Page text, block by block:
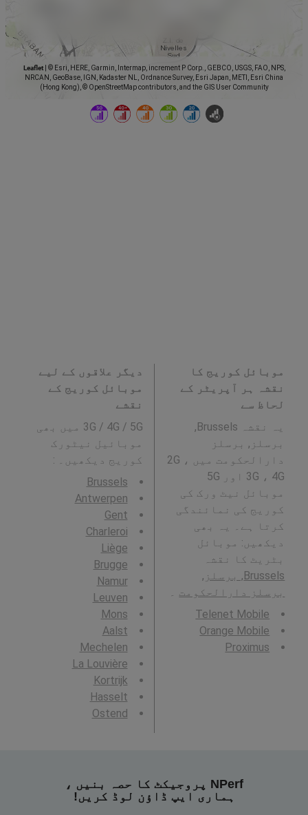
Leaflet
© Esri, HERE, Garmin, Intermap, increment P Corp., GEBCO, USGS, FAO, NPS,
NRCAN, GeoBase, IGN, Kadaster NL, Ordnance Survey, Esri Japan, METI, Esri China
(Hong Kong), © OpenStreetMap contributors, and the GIS User Community
موبائل کوریج کا
نقشہ ہر آپریٹر کے
لحاظ سے
یہ نقشہ Brussels,
برسلز, برسلز
دارالحکومت میں 2G ،
3G ، 4G اور 5G
موبائل نیٹ ورک کی
کوریج کی نمائندگی
کرتا ہے۔ یہ بھی
دیکھیں: موبائل
بٹریٹ کا نقشہ
Brussels, برسلز,
برسلز دارالحکومت
Telenet Mobile
Orange Mobile
Proximus
دیگر علاقوں کے لیے
موبائل کوریج کے
نقشے
3G / 4G / 5G میں بھی
موبائیل نیٹورک
کوریج دیکھیں۔ :
Brussels
Antwerpen
Gent
Charleroi
Liège
Brugge
Namur
Leuven
Mons
Aalst
Mechelen
La Louvière
Kortrijk
Hasselt
Ostend
NPerf پروجیکٹ کا حصہ بنیں ،
ہماری ایپ ڈاؤن لوڈ کریں!